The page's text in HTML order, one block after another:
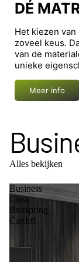
DÉ
Het kiezen
zoveel keus.
van de
unieke
Meer info
Alles bekijken
Business
Class
Boxspring
Cardiff